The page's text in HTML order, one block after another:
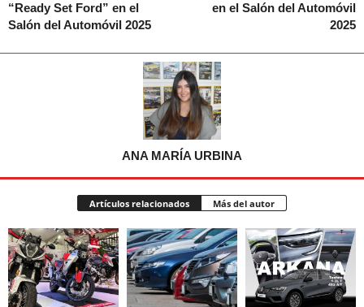
“Ready Set Ford” en el
Salón del Automóvil 2025
en el Salón del Automóvil
2025
ANA MARÍA URBINA
Artículos relacionados Más del autor